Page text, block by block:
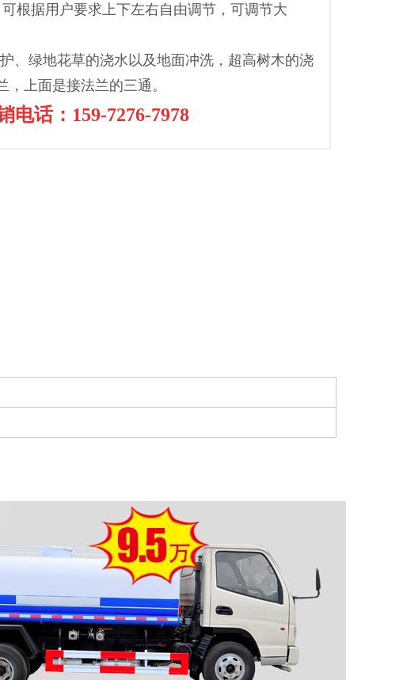
根据用户要求上下左右自由调节，可调节大
、绿地花草的浇水以及地面冲洗，超高树木的浇
上面是接法兰的三通。
电话：159-7276-7978